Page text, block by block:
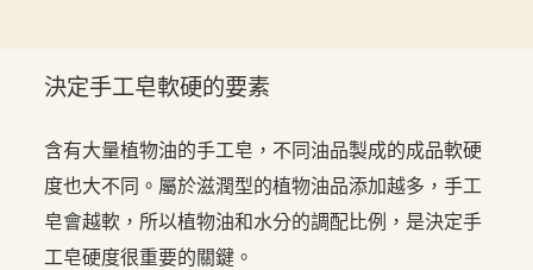
決定手工皂軟硬的要素
含有大量植物油的手工皂，不同油品製成的成品軟硬
度也大不同。屬於滋潤型的植物油品添加越多，手工
皂會越軟，所以植物油和水分的調配比例，是決定手
工皂硬度很重要的關鍵。